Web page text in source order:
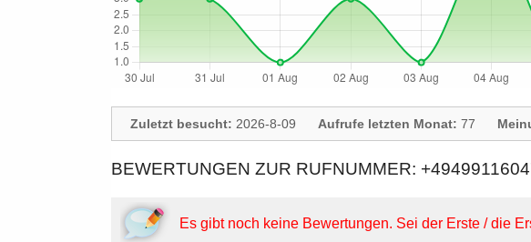
Zuletzt besucht: 2026-8-09 Aufrufe letzten Monat: 77
BEWERTUNGEN ZUR RUFNUMMER:
Es gibt noch keine Bewertungen. Sei der Erste / die